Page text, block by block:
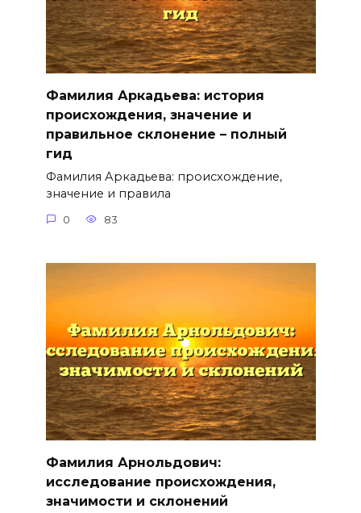
Фамилия Аркадьева: история
происхождения, значение и
правильное склонение – полный
гид
Фамилия Аркадьева: происхождение,
значение и правила
0 83
Фамилия Арнольдович:
исследование происхождения,
значимости и склонений